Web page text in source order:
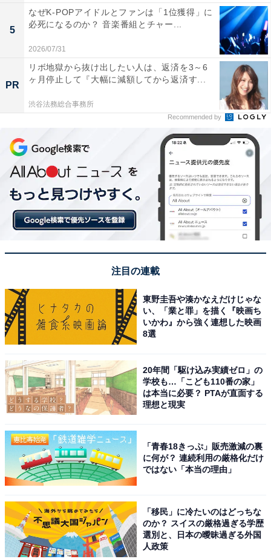
第1位：『謎』／小松未歩（15票）
5
なぜK-POPアイドルとファンは「1位獲得」に
必死になるのか？ 音楽番組とチャー...
2026/07/31
PR
リボ地獄から抜け出したい人は、返済を3～6
ヶ月停止して『大幅に減額してから返済す...
渋谷法務総合事務所
Recommended by
注目の連載
東野圭吾や湊かなえだけじゃな
い、「業と罪」を描く『映画ち
いかわ』から強く連想した映画
8選
20年間「駆け込み実績ゼロ」の
学校も…「こども110番の家」
は本当に必要？ PTAが直面する
理想と現実
「青春18きっぷ」販売激減の裏
に何が？ 連続利用の厳格化だけ
ではない「本当の理由」
「移民」に冷たいのはどっちな
のか？ スイスの厳格過ぎる学歴
選別と、日本の曖昧過ぎる外国
人政策